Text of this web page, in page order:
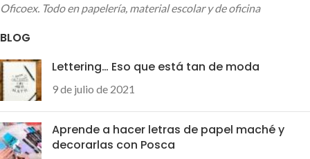
Oficoex. Todo en papelería, material escolar y de oficina
BLOG
Lettering… Eso que está tan de moda
9 de julio de 2021
Aprende a hacer letras de papel maché y
decorarlas con Posca